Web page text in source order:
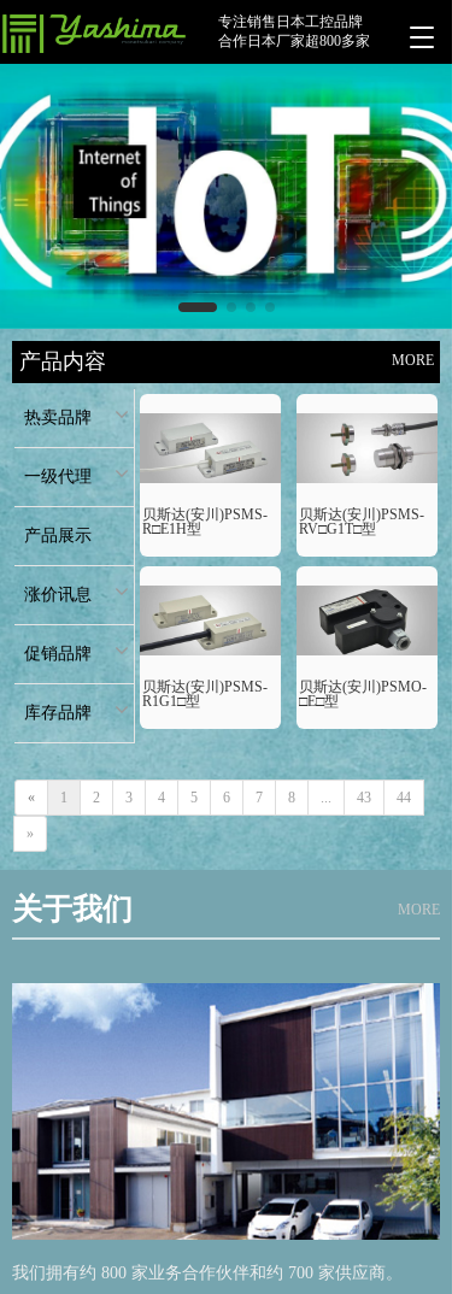
T
o
g
l
e
n
a
v
i
g
t
i
n
专注销售日本工控品牌
合作日本厂家超800多家
产品内容 MORE
热卖品牌
一级代理
产品展示
涨价讯息
促销品牌
库存品牌
贝斯达(安川)PSMS-
R□E1H型
贝斯达(安川)PSMS-
RV□G1T□型
贝斯达(安川)PSMS-
R1G1□型
贝斯达(安川)PSMO-
□E□型
« 1 2 3 4 5 6 7 8 ... 43 44
»
关于我们
我们拥有约 800 家业务合作伙伴和约 700 家供应商。
MORE